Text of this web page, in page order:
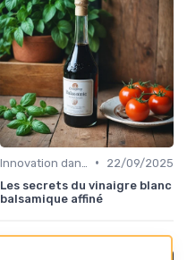
•
22/09/2025
Les secrets du vinaigre blanc
balsamique affiné